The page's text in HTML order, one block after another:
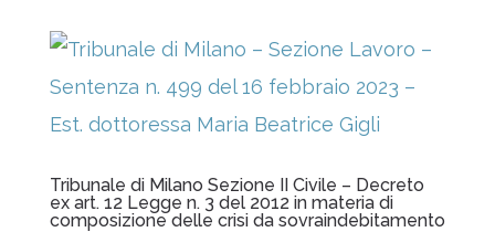
Tribunale di Milano Sezione II Civile – Decreto
ex art. 12 Legge n. 3 del 2012 in materia di
composizione delle crisi da sovraindebitamento